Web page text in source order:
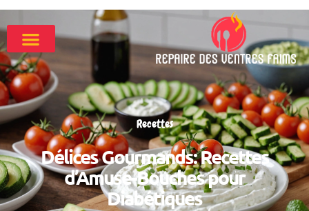
Recettes
Délices Gourmands: Recettes
d’Amuse-Bouches pour
Diabétiques